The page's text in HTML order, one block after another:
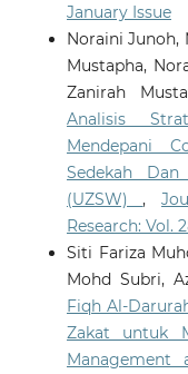
January Issue
Noraini Junoh,
Mustapha,
Zanirah
Analisis
Mendepani
Sedekah
(UZSW),
Research: Vol.
Siti Fariza
Mohd Subri,
Fiqh Al-
Zakat untuk
Management